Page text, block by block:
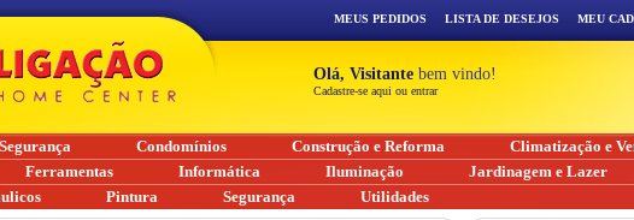
MEUS PEDIDOS LISTA DE DESEJOS MEU
Olá, Visitante bem vindo!
Cadastre-se aqui ou entrar
Condomínios Construção e Reforma Climatização e
Ferramentas Informática Iluminação Jardinagem e Lazer
Pintura Segurança Utilidades